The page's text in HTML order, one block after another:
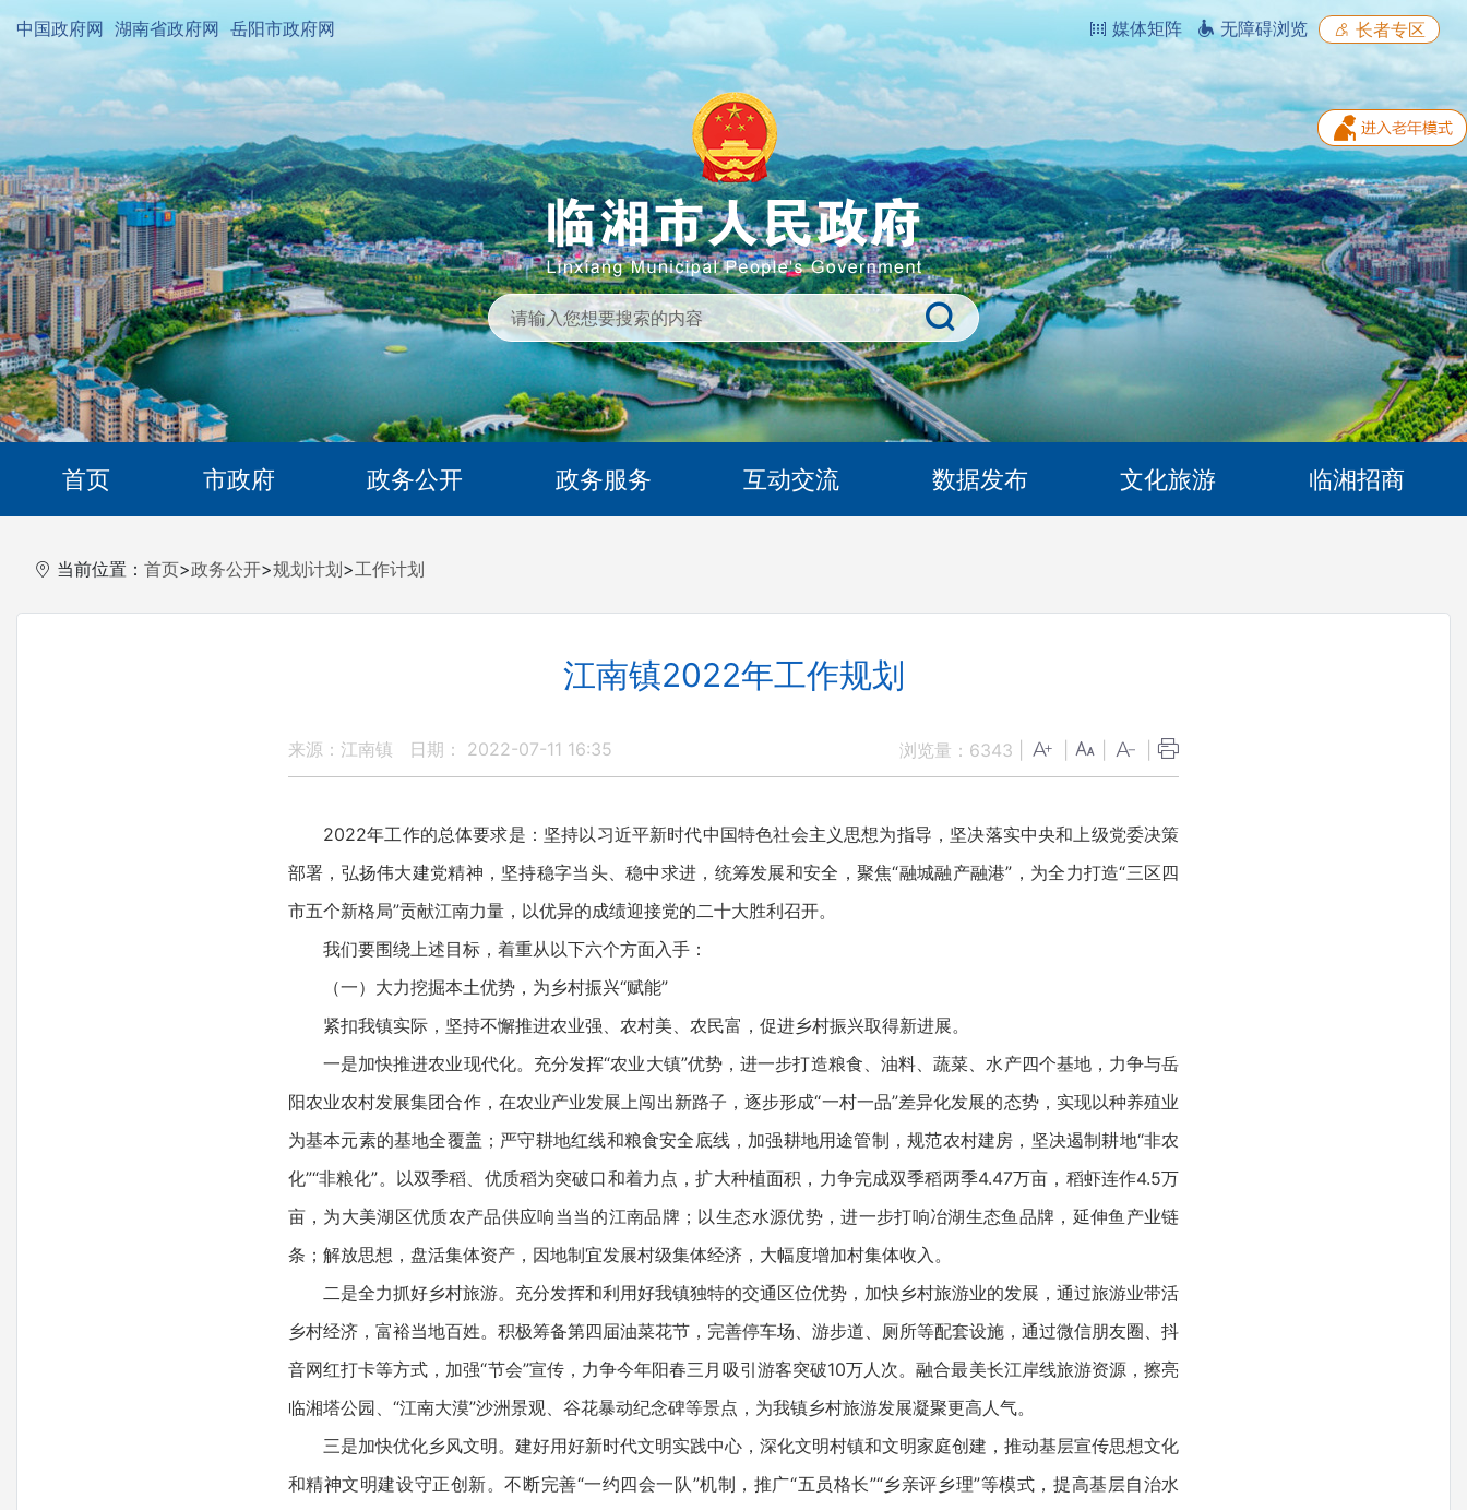
中国政府网 湖南省政府网 岳阳市政府网 媒体矩阵 无障碍浏览 长者专区
首页 市政府 政务公开 政务服务 互动交流 数据发布 文化旅游 临湘招商
当前位置： 首页>政务公开>规划计划>工作计划
江南镇2022年工作规划
来源：江南镇 日期： 2022-07-11 16:35 浏览量： 6343
2022年工作的总体要求是：坚持以习近平新时代中国特色社会主义思想为指导，坚决落实中央和上级党委决策
部署，弘扬伟大建党精神，坚持稳字当头、稳中求进，统筹发展和安全，聚焦“融城融产融港”，为全力打造“三区四
市五个新格局”贡献江南力量，以优异的成绩迎接党的二十大胜利召开。
我们要围绕上述目标，着重从以下六个方面入手：
（一）大力挖掘本土优势，为乡村振兴“赋能”
紧扣我镇实际，坚持不懈推进农业强、农村美、农民富，促进乡村振兴取得新进展。
一是加快推进农业现代化。充分发挥“农业大镇”优势，进一步打造粮食、油料、蔬菜、水产四个基地，力争与岳
阳农业农村发展集团合作，在农业产业发展上闯出新路子，逐步形成“一村一品”差异化发展的态势，实现以种养殖业
为基本元素的基地全覆盖；严守耕地红线和粮食安全底线，加强耕地用途管制，规范农村建房，坚决遏制耕地“非农
化”“非粮化”。以双季稻、优质稻为突破口和着力点，扩大种植面积，力争完成双季稻两季4.47万亩，稻虾连作4.5万
亩，为大美湖区优质农产品供应响当当的江南品牌；以生态水源优势，进一步打响冶湖生态鱼品牌，延伸鱼产业链
条；解放思想，盘活集体资产，因地制宜发展村级集体经济，大幅度增加村集体收入。
二是全力抓好乡村旅游。充分发挥和利用好我镇独特的交通区位优势，加快乡村旅游业的发展，通过旅游业带活
乡村经济，富裕当地百姓。积极筹备第四届油菜花节，完善停车场、游步道、厕所等配套设施，通过微信朋友圈、抖
音网红打卡等方式，加强“节会”宣传，力争今年阳春三月吸引游客突破10万人次。融合最美长江岸线旅游资源，擦亮
临湘塔公园、“江南大漠”沙洲景观、谷花暴动纪念碑等景点，为我镇乡村旅游发展凝聚更高人气。
三是加快优化乡风文明。建好用好新时代文明实践中心，深化文明村镇和文明家庭创建，推动基层宣传思想文化
和精神文明建设守正创新。不断完善“一约四会一队”机制，推广“五员格长”“乡亲评乡理”等模式，提高基层自治水